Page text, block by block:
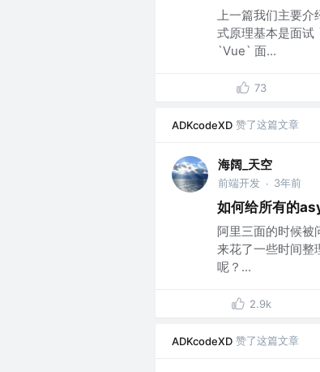
上一篇我们主要
式原理基本是面
`Vue` 面...
73
ADKcodeXD 赞了这篇文章
海阔_天空
前端开发 · 3年前
如何给所有的
阿里三面的时候被
来花了一些时间
呢？...
2.9k
ADKcodeXD 赞了这篇文章